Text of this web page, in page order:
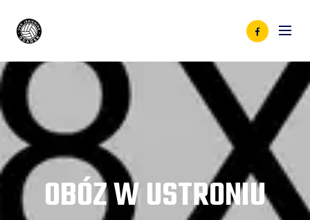
OBÓZ W USTRONIU